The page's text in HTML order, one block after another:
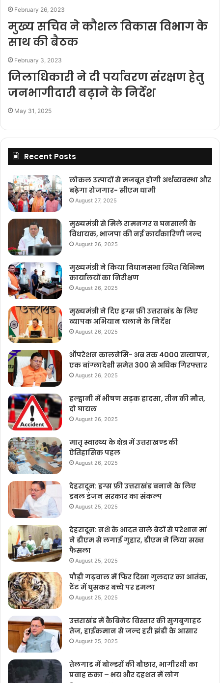
February 26, 2023
मुख्य सचिव ने कौशल विकास विभाग के
साथ की बैठक
February 3, 2023
जिलाधिकारी ने दी पर्यावरण संरक्षण हेतु
जनभागीदारी बढ़ाने के निर्देश
May 31, 2025
Recent Posts
लोकल उत्पादों से मजबूत होगी अर्थव्यवस्था और
बढ़ेगा रोजगार- सीएम धामी
August 27, 2025
मुख्यमंत्री से मिले रामनगर व घनसाली के
विधायक, भाजपा की नई कार्यकारिणी जल्द
August 26, 2025
मुख्यमंत्री ने किया विधानसभा स्थित विभिन्न
कार्यालयों का निरीक्षण
August 26, 2025
मुख्यमंत्री ने दिए ड्रग्स फ्री उत्तराखंड के लिए
व्यापक अभियान चलाने के निर्देश
August 26, 2025
ऑपरेशन कालनेमि- अब तक 4000 सत्यापन,
एक बांग्लादेशी समेत 300 से अधिक गिरफ्तार
August 26, 2025
हल्द्वानी में भीषण सड़क हादसा, तीन की मौत,
दो घायल
August 26, 2025
मातृ स्वास्थ्य के क्षेत्र में उत्तराखण्ड की
ऐतिहासिक पहल
August 26, 2025
देहरादून: ड्रग्स फ्री उत्तराखंड बनाने के लिए
डबल इंजन सरकार का संकल्प
August 25, 2025
देहरादून: नशे के आदत वाले बेटों से परेशान मां
ने डीएम से लगाई गुहार, डीएम ने लिया सख्त
फैसला
August 25, 2025
पौड़ी गढ़वाल में फिर दिखा गुलदार का आतंक,
टैंट में घुसकर बच्चे पर हमला
August 25, 2025
उत्तराखंड में कैबिनेट विस्तार की सुगबुगाहट
तेज, हाईकमान से जल्द हरी झंडी के आसार
August 25, 2025
तेलगाड में बोल्डरों की बौछार, भागीरथी का
प्रवाह रुका – भय और दहशत में लोग